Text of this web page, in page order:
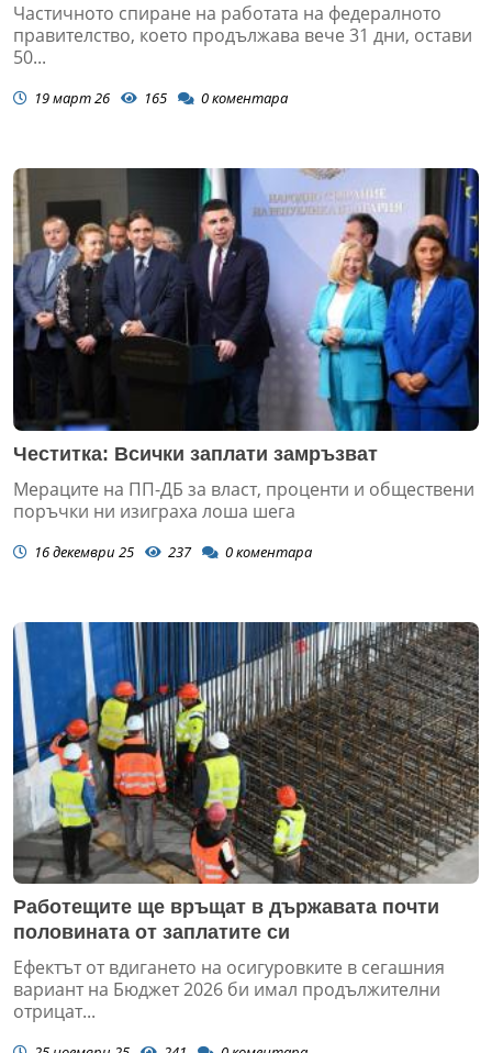
Частичното спиране на работата на федералното
правителство, което продължава вече 31 дни, остави
50...
19 март 26 165 0коментара
Честитка: Всички заплати замръзват
Мераците на ПП-ДБ за власт, проценти и обществени
поръчки ни изиграха лоша шега
16 декември 25 237 0коментара
Работещите ще връщат в държавата почти
половината от заплатите си
Ефектът от вдигането на осигуровките в сегашния
вариант на Бюджет 2026 би имал продължителни
отрицат...